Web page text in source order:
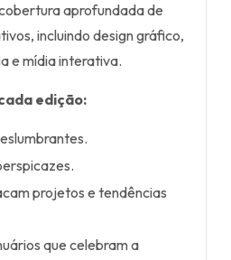
aprofundada de
incluindo design gráfico,
e mídia interativa.
edição:
projetos e tendências
que celebram a